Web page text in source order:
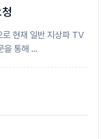
현재 일반 지상파 TV
을 통해 ...